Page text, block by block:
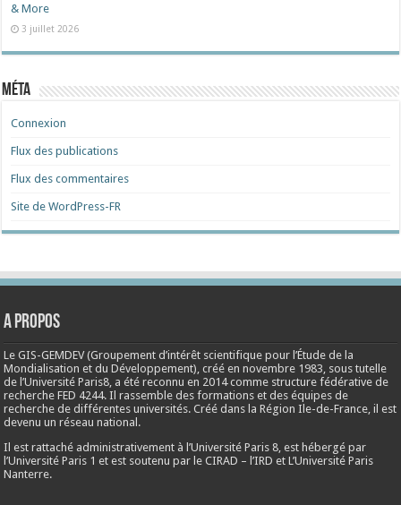
& More
3 juillet 2026
Méta
Connexion
Flux des publications
Flux des commentaires
Site de WordPress-FR
A propos
Le GIS-GEMDEV (Groupement d’intérêt scientifique pour l’Étude de la
Mondialisation et du Développement), créé ennovembre 1983, sous tutelle
de l’Université Paris8, a été reconnu en 2014 comme structure fédérative de
recherche FED 4244. Il rassemble des formations et des équipes de
recherche de différentes universités. Créé dans la Région Ile-de-France, il est
devenu un réseau national.
Il est rattaché administrativement à l’Université Paris 8, est hébergé par
l’Université Paris 1 et est soutenu par le CIRAD – l’IRD et L’Université Paris
Nanterre.